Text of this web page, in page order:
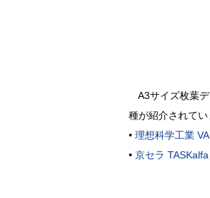
A3サイズ枚葉デ
種が紹介されてい
• 理想科学工業
• 京セラ